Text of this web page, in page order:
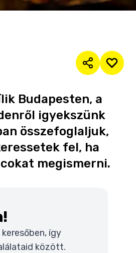
Budapesten, a
igyekszünk
összefoglaljuk,
fel, ha
megismerni.
így
között.